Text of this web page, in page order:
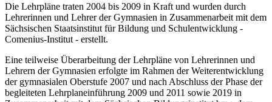
Die Lehrpläne traten 2004 bis 2009 in Kraft und wurden durch
Lehrerinnen und Lehrer der Gymnasien in Zusammenarbeit mit dem
Sächsischen Staatsinstitut für Bildung und Schulentwicklung -
Comenius-Institut - erstellt.
Eine teilweise Überarbeitung der Lehrpläne von Lehrerinnen und
Lehrern der Gymnasien erfolgte im Rahmen der Weiterentwicklung
der gymnasialen Oberstufe 2007 und nach Abschluss der Phase der
begleiteten Lehrplaneinführung 2009 und 2011 sowie 2019 in